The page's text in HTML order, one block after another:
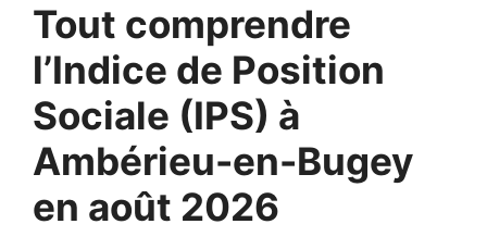
Tout comprendre
l’Indice de Position
Sociale (IPS) à
Ambérieu-en-Bugey
en août 2026